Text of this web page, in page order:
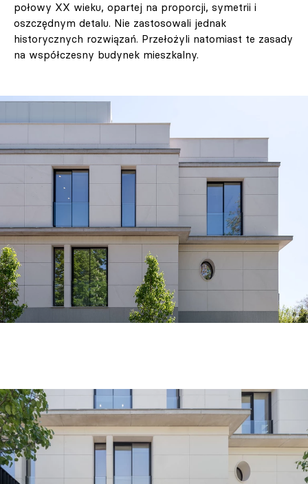
połowy XX wieku, opartej na proporcji, symetrii i
oszczędnym detalu. Nie zastosowali jednak
historycznych rozwiązań. Przełożyli natomiast te zasady
na współczesny budynek mieszkalny.